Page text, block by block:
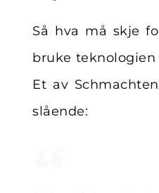
Så hva må skje
bruke
Et av
slående: